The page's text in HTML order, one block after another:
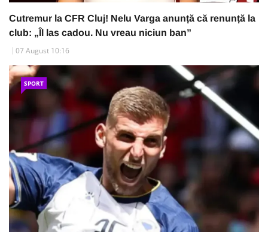
Cutremur la CFR Cluj! Nelu Varga anunță că renunță la
club: „Îl las cadou. Nu vreau niciun ban”
07 August 10:16
SPORT